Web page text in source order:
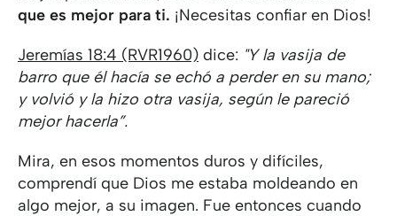
que es mejor para ti. ¡Necesitas confiar en Dios!
Jeremías 18:4 (RVR1960) dice: "Y la vasija de
barro que él hacía se echó a perder en su mano;
y volvió y la hizo otra vasija, según le pareció
mejor hacerla”.
Mira, en esos momentos duros y difíciles,
comprendí que Dios me estaba moldeando en
algo mejor, a su imagen. Fue entonces cuando